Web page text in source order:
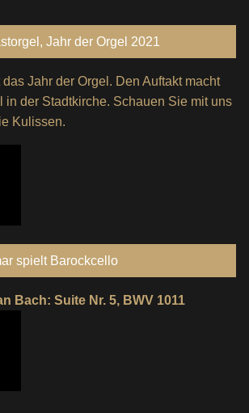
Jahr der Orgel 2021
Jahr der Orgel. Den Auftakt macht
in der Stadtkirche. Schauen Sie mit uns
Kulissen.
spielt Barockcello
Bach: Suite Nr. 5, BWV 1011